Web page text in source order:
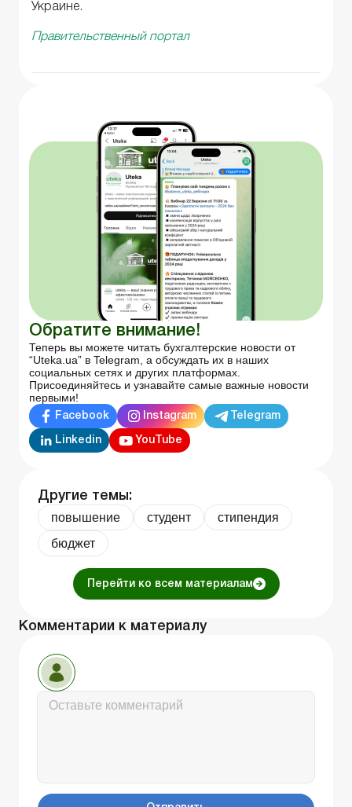
Украине.
Правительственный портал
Обратите внимание!
Теперь вы можете читать бухгалтерские новости от
“Uteka.ua” в Telegram, а обсуждать их в наших
социальных сетях и других платформах.
Присоединяйтесь и узнавайте самые важные новости
первыми!
Facebook Instagram Telegram
Linkedin YouTube
Другие темы:
повышение студент
стипендия
бюджет
Перейти ко всем материалам
Комментарии к материалу